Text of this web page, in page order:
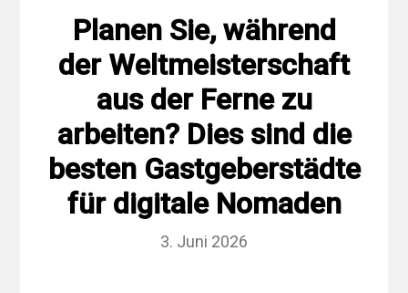
Planen Sie, während
der Weltmeisterschaft
aus der Ferne zu
arbeiten? Dies sind die
besten Gastgeberstädte
für digitale Nomaden
3. Juni 2026